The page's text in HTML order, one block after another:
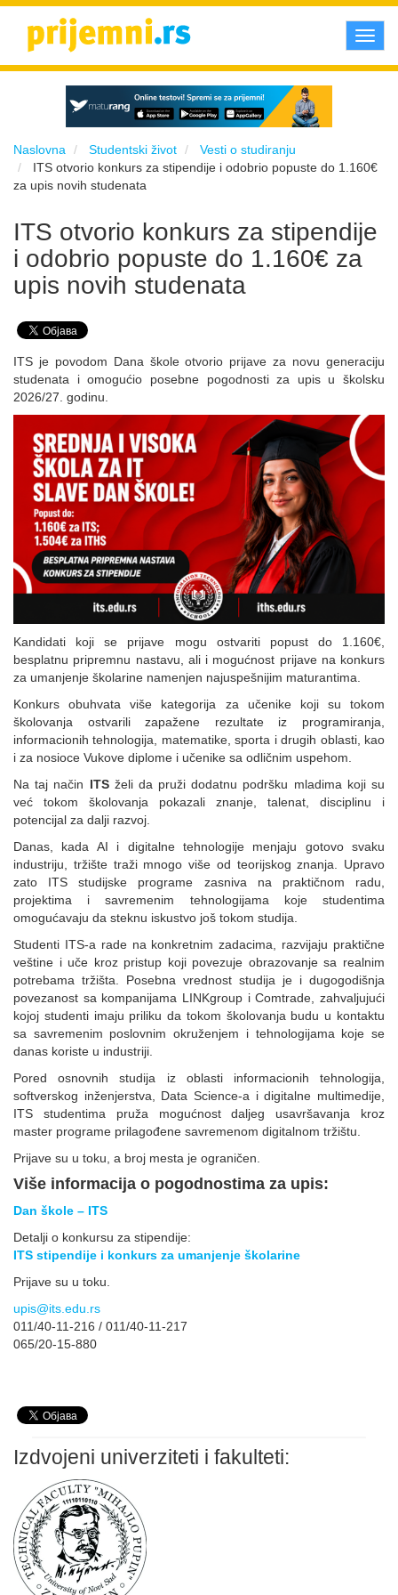
Naslovna Studentski život
Vesti o studiranju
ITS otvorio konkurs za stipendije i odobrio popuste do 1.160€
za upis novih studenata
ITS otvorio konkurs za stipendije
i odobrio popuste do 1.160€ za
upis novih studenata
ITS je povodom Dana škole otvorio prijave za novu generaciju
studenata i omogućio posebne pogodnosti za upis u školsku
2026/27. godinu.
Kandidati koji se prijave mogu ostvariti popust do 1.160€,
besplatnu pripremnu nastavu, ali i mogućnost prijave na konkurs
za umanjenje školarine namenjen najuspešnijim maturantima.
Konkurs obuhvata više kategorija za učenike koji su tokom
školovanja ostvarili zapažene rezultate iz programiranja,
informacionih tehnologija, matematike, sporta i drugih oblasti, kao
i za nosioce Vukove diplome i učenike sa odličnim uspehom.
Na taj način ITS želi da pruži dodatnu podršku mladima koji su
već tokom školovanja pokazali znanje, talenat, disciplinu i
potencijal za dalji razvoj.
Danas, kada AI i digitalne tehnologije menjaju gotovo svaku
industriju, tržište traži mnogo više od teorijskog znanja. Upravo
zato ITS studijske programe zasniva na praktičnom radu,
projektima i savremenim tehnologijama koje studentima
omogućavaju da steknu iskustvo još tokom studija.
Studenti ITS-a rade na konkretnim zadacima, razvijaju praktične
veštine i uče kroz pristup koji povezuje obrazovanje sa realnim
potrebama tržišta. Posebna vrednost studija je i dugogodišnja
povezanost sa kompanijama LINKgroup i Comtrade, zahvaljujući
kojoj studenti imaju priliku da tokom školovanja budu u kontaktu
sa savremenim poslovnim okruženjem i tehnologijama koje se
danas koriste u industriji.
Pored osnovnih studija iz oblasti informacionih tehnologija,
softverskog inženjerstva, Data Science-a i digitalne multimedije,
ITS studentima pruža mogućnost daljeg usavršavanja kroz
master programe prilagođene savremenom digitalnom tržištu.
Prijave su u toku, a broj mesta je ograničen.
Više informacija o pogodnostima za upis:
Dan škole – ITS
Detalji o konkursu za stipendije:
ITS stipendije i konkurs za umanjenje školarine
Prijave su u toku.
upis@its.edu.rs
011/40-11-216 / 011/40-11-217
065/20-15-880
Izdvojeni univerziteti i fakulteti: